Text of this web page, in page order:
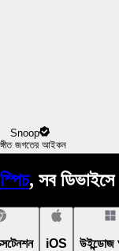
Snoop
জগতের আইকন
, সব ডিভাইসে
iOS উইন্ডোজ